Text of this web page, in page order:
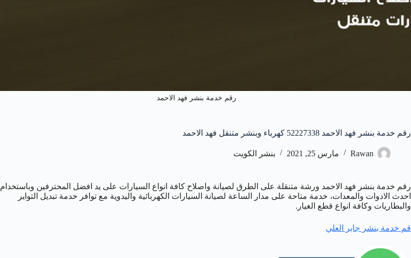
رقم خدمة بنشر فهد الاحمد
رقم خدمة بنشر فهد الاحمد 52227338 كهرباء وبنشر متنقل فهد الاحمد
Rawan مارس 25, 2021 بنشر الكويت
رقم خدمة بنشر فهد الاحمد ورشة متنقلة على الطرق لصيانة واصلاح كافة انواع السيارات على يد افضل المحترفين وباستخدام
احدث الادوات والمعدات، خدمة متاحة على مدار الساعة لصيانة السيارات الكهربائية واليدوية مع توافر خدمة تبديل التواير
والبطاريات وكافة انواع قطع الغيار.
قم خدمة بنشر جابر العلي